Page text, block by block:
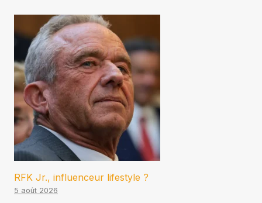
RFK Jr., influenceur lifestyle ?
5 août 2026